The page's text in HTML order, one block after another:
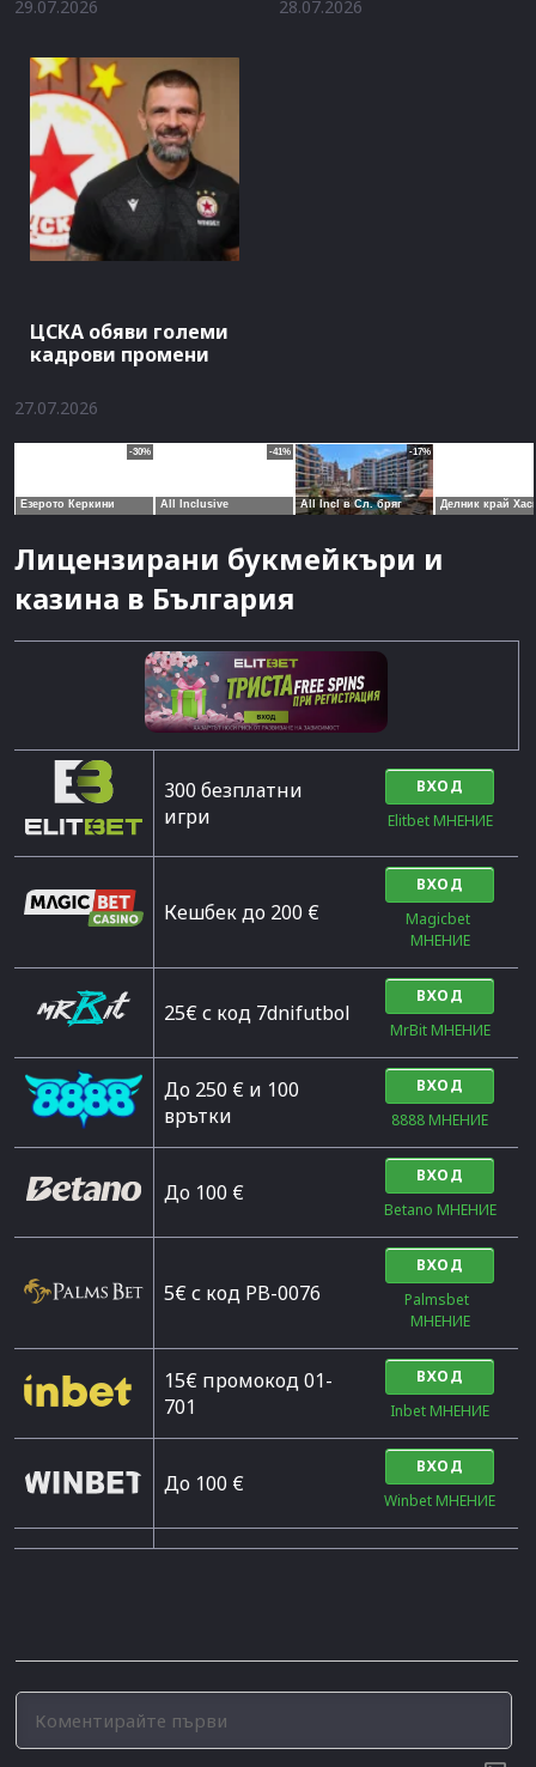
29.07.2026 28.07.2026
ЦСКА обяви големи
кадрови промени
27.07.2026
Лицензирани букмейкъри и
казина в България
300 безплатни
игри
ВХОД
Elitbet МНЕНИЕ
Кешбек до 200 €
ВХОД
Magicbet
МНЕНИЕ
25€ с код 7dnifutbol
ВХОД
MrBit МНЕНИЕ
До 250 € и 100
врътки
ВХОД
8888 МНЕНИЕ
Дo 100 €
ВХОД
Betano МНЕНИЕ
5€ с код PB-0076
ВХОД
Palmsbet
МНЕНИЕ
15€ промокод 01-
701
ВХОД
Inbet МНЕНИЕ
До 100 €
ВХОД
Winbet МНЕНИЕ